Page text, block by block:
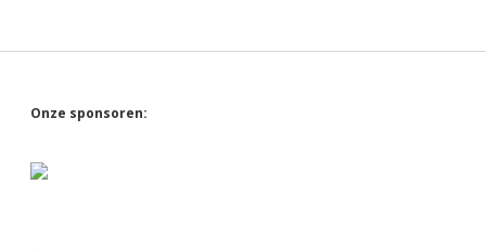
Sidebar
Onze sponsoren: